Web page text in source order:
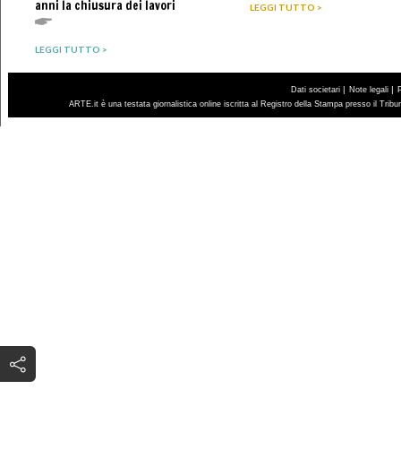
anni la chiusura dei lavori
LEGGI TUTTO >
LEGGI TUTTO >
Dati societari Note legali
ARTE.it è una testata giornalistica online iscritta al Registro della Stampa presso il